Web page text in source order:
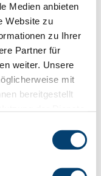
Medien anbieten
Website zu
zu Ihrer
Partner für
weiter. Unsere
mit
bereitgestellt